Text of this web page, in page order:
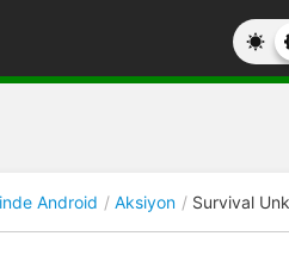
Android Aksiyon Survival